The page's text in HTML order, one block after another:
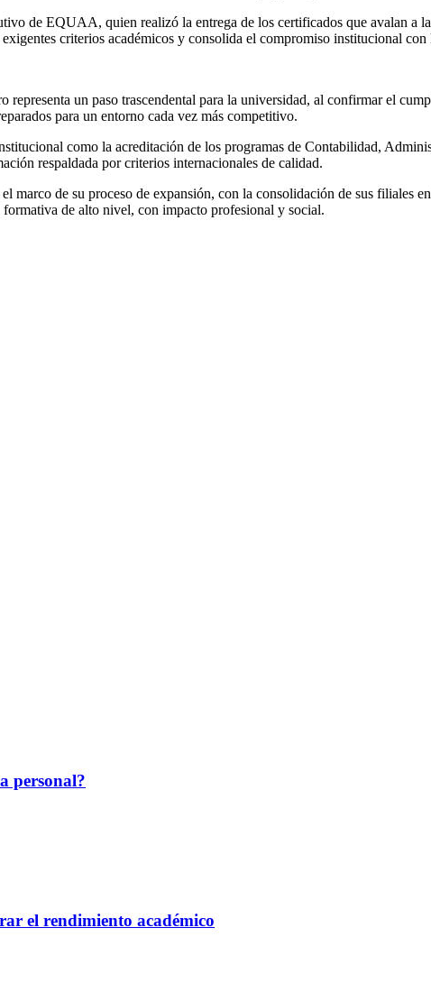
de EQUAA, quien realizó la entrega de los certificados que avalan a
criterios académicos y consolida el compromiso institucional con
un paso trascendental para la universidad, al confirmar el
para un entorno cada vez más competitivo.
como la acreditación de los programas de Contabilidad,
respaldada por criterios internacionales de calidad.
marco de su proceso de expansión, con la consolidación de sus filiales
de alto nivel, con impacto profesional y social.
personal?
el rendimiento académico